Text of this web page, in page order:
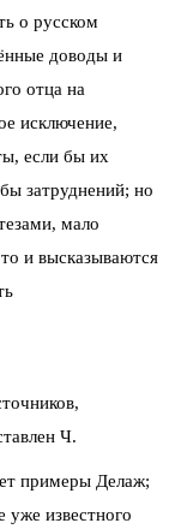
о русском
доводы и
отца на
исключение,
если бы их
затруднений; но
мало
и высказываются
Ч.
примеры Делаж;
уже известного